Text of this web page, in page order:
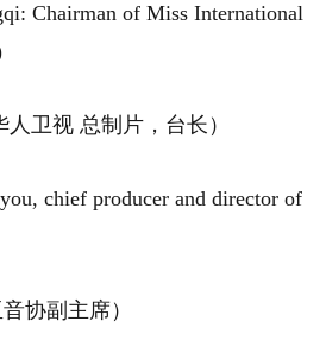
Chairman of Miss International
卫视 总制片，台长）
chief producer and director of
协副主席）